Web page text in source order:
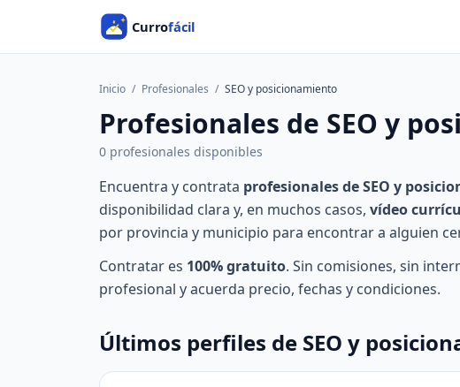
Inicio / Profesionales / SEO y posicionamiento
Profesionales de SEO y
0 profesionales disponibles
Encuentra y contrata profesionales de SEO y
disponibilidad clara y, en muchos casos, vídeo
por provincia y municipio para encontrar a alguien
Contratar es 100% gratuito. Sin comisiones, sin
profesional y acuerda precio, fechas y condiciones.
Últimos perfiles de SEO y